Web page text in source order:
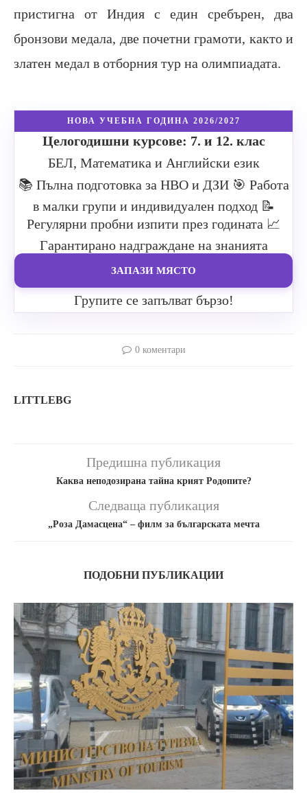
пристигна от Индия с един сребърен, два
бронзови медала, две почетни грамоти, както и
златен медал в отборния тур на олимпиадата.
НОВА УЧЕБНА ГОДИНА 2026/2027
Целогодишни курсове: 7. и 12. клас
БЕЛ, Математика и Английски език
📚 Пълна подготовка за НВО и ДЗИ 🎯 Работа
в малки групи и индивидуален подход 📝
Регулярни пробни изпити през годината 📈
Гарантирано надграждане на знанията
ЗАПАЗИ МЯСТО
Групите се запълват бързо!
0 коментари
LITTLEBG
Предишна публикация
Каква неподозирана тайна крият Родопите?
Следваща публикация
„Роза Дамасцена“ – филм за българската мечта
ПОДОБНИ ПУБЛИКАЦИИ